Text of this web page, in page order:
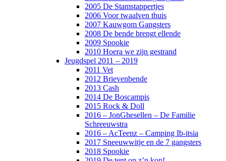
2005 De Stamstappertjes
2006 Voor twaalven thuis
2007 Kauwgom Gangsters
2008 De bende brengt ellende
2009 Spookie
2010 Hoera we zijn gestrand
Jeugdspel 2011 – 2019
2011 Vet
2012 Brievenbende
2013 Cash
2014 De Boscampis
2015 Rock & Doll
2016 – JonGhesellen – De Familie
Schreeuwstra
2016 – AcTeenz – Camping Ib-itsia
2017 Sneeuwwitje en de 7 gangsters
2018 Spookie